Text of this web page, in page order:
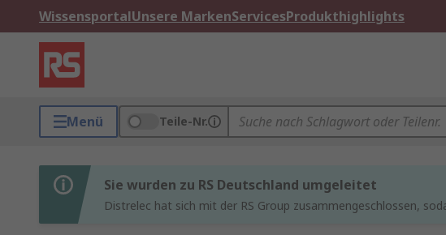
WissensportalUnsere MarkenServicesProdukthighlights
Menü Teile-Nr.
Sie wurden zu RS Deutschland umgeleitet
Distrelec hat sich mit der RS Group zusammengeschlossen,